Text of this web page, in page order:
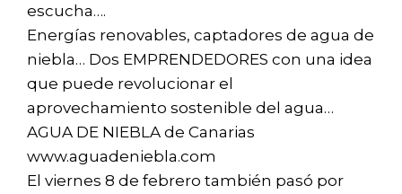
escucha….
Energías renovables, captadores de agua de
niebla… Dos EMPRENDEDORES con una idea
que puede revolucionar el
aprovechamiento sostenible del agua…
AGUA DE NIEBLA de Canarias
www.aguadeniebla.com
El viernes 8 de febrero también pasó por